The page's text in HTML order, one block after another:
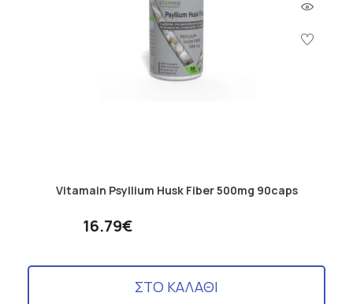
Vitamain Psyllium Husk Fiber 500mg 90caps
16.79€
ΣΤΟ ΚΑΛΑΘΙ